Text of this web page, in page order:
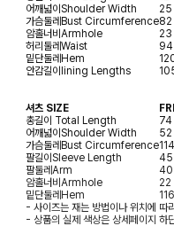
어깨넓이Shoulder Width
25
가슴둘레Bust Circumference82
암홀너비Armhole
23
허리둘레Waist
94
밑단둘레Hem
안감길이lining Lengths
셔츠 SIZE
총길이 Total Length
74
어깨넓이Shoulder Width
52
가슴둘레Bust Circumference114
팔길이Sleeve Length
45
팔둘레Arm
40
암홀너비Armhole
22
밑단둘레Hem
116
- 사이즈는 재는 방법이나 위치에
- 상품의 실제 색상은 상세페이지 하